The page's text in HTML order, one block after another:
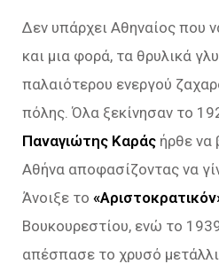
Δεν υπάρχει Αθηναίος που
και μια φορά, τα θρυλικά
παλαιότερου ενεργού
πόλης. Όλα ξεκίνησαν το
Παναγιώτης Καράς ήρθε να
Αθήνα αποφασίζοντας να
Άνοιξε το
Βουκουρεστίου, ενώ το
απέσπασε το χρυσό